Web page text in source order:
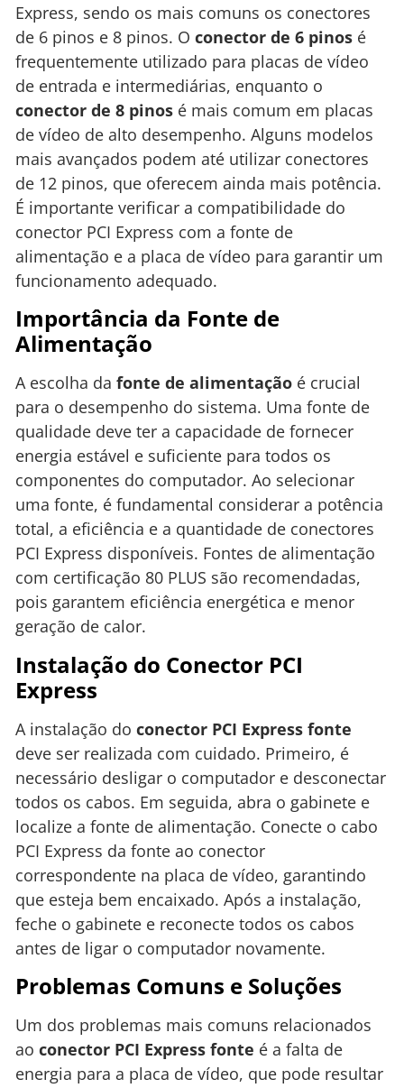
Express, sendo os mais comuns os conectores
de 6 pinos e 8 pinos. O conector de 6 pinos é
frequentemente utilizado para placas de vídeo
de entrada e intermediárias, enquanto o
conector de 8 pinos é mais comum em placas
de vídeo de alto desempenho. Alguns modelos
mais avançados podem até utilizar conectores
de 12 pinos, que oferecem ainda mais potência.
É importante verificar a compatibilidade do
conector PCI Express com a fonte de
alimentação e a placa de vídeo para garantir um
funcionamento adequado.
Importância da Fonte de
Alimentação
A escolha da fonte de alimentação é crucial
para o desempenho do sistema. Uma fonte de
qualidade deve ter a capacidade de fornecer
energia estável e suficiente para todos os
componentes do computador. Ao selecionar
uma fonte, é fundamental considerar a potência
total, a eficiência e a quantidade de conectores
PCI Express disponíveis. Fontes de alimentação
com certificação 80 PLUS são recomendadas,
pois garantem eficiência energética e menor
geração de calor.
Instalação do Conector PCI
Express
A instalação do conector PCI Express fonte
deve ser realizada com cuidado. Primeiro, é
necessário desligar o computador e desconectar
todos os cabos. Em seguida, abra o gabinete e
localize a fonte de alimentação. Conecte o cabo
PCI Express da fonte ao conector
correspondente na placa de vídeo, garantindo
que esteja bem encaixado. Após a instalação,
feche o gabinete e reconecte todos os cabos
antes de ligar o computador novamente.
Problemas Comuns e Soluções
Um dos problemas mais comuns relacionados
ao conector PCI Express fonte é a falta de
energia para a placa de vídeo, que pode resultar